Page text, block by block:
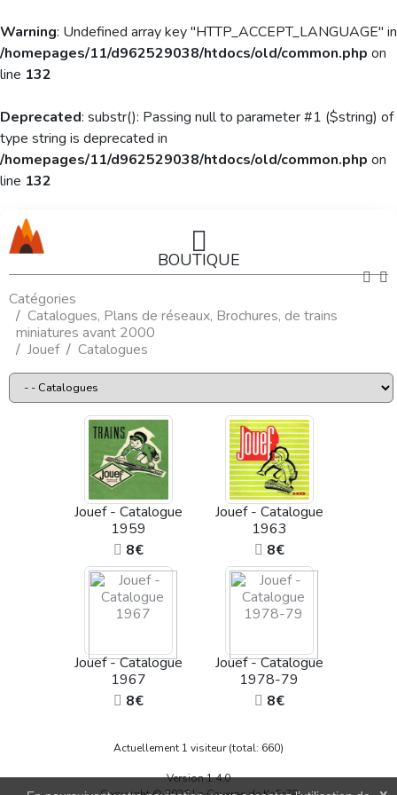
Warning: Undefined array key "HTTP_ACCEPT_LANGUAGE" in
/homepages/11/d962529038/htdocs/old/common.php on
line 132
Deprecated: substr(): Passing null to parameter #1 ($string) of
type string is deprecated in
/homepages/11/d962529038/htdocs/old/common.php on
line 132
BOUTIQUE
Catégories
Catalogues, Plans de réseaux, Brochures, de trains
miniatures avant 2000
Jouef
Catalogues
Jouef - Catalogue
1959
8€
Jouef - Catalogue
1963
8€
Jouef - Catalogue
1967
8€
Jouef - Catalogue
1978-79
8€
Actuellement 1 visiteur (total: 660)
Version 1.4.0